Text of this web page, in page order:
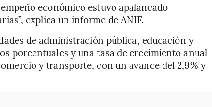
económico estuvo apalancado
explica un informe de ANIF.
de administración pública, educación y
porcentuales y una tasa de crecimiento anual
y transporte, con un avance del 2,9% y